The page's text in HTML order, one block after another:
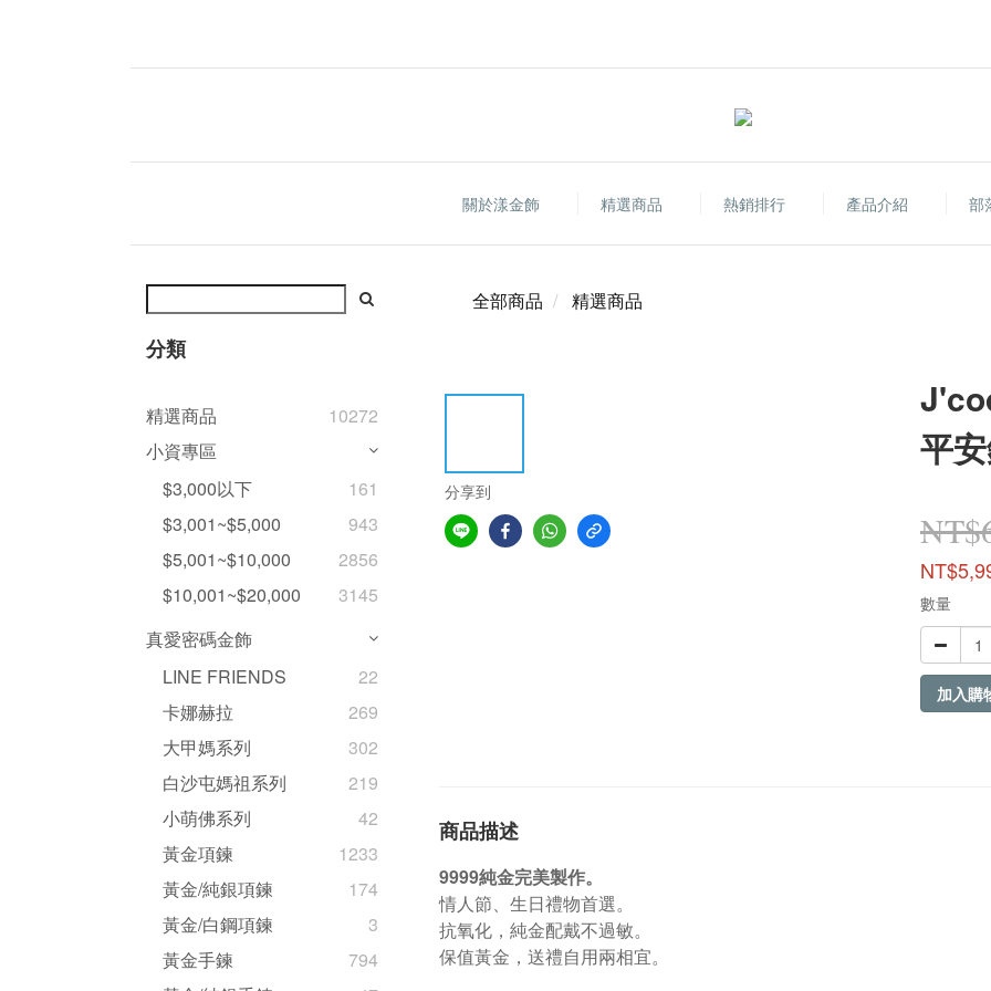
關於漾金飾 精選商品 熱銷排行 產品介紹 部
分類
精選商品
10272
小資專區
$3,000以下
161
$3,001~$5,000
943
$5,001~$10,000
2856
$10,001~$20,000
3145
真愛密碼金飾
LINE FRIENDS
22
卡娜赫拉
269
大甲媽系列
302
白沙屯媽祖系列
219
小萌佛系列
42
黃金項鍊
1233
黃金/純銀項鍊
174
黃金/白鋼項鍊
3
黃金手鍊
794
全部商品 精選商品
分享到
平
數量
加入購
商品描述
9999純金完美製作。
情人節、生日禮物首選。
抗氧化，純金配戴不過敏。
保值黃金，送禮自用兩相宜。